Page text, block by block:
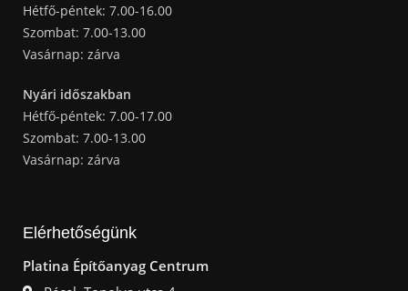
Hétfő-péntek: 7.00-16.00
Szombat: 7.00-13.00
Vasárnap: zárva
Nyári időszakban
Hétfő-péntek: 7.00-17.00
Szombat: 7.00-13.00
Vasárnap: zárva
Elérhetőségünk
Platina Építőanyag Centrum